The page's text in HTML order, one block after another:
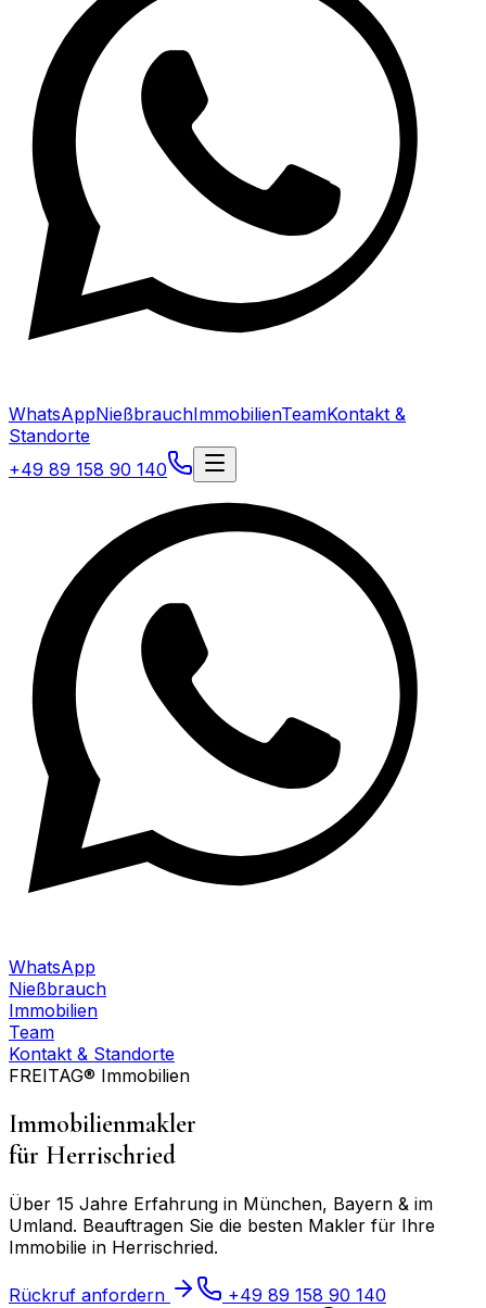
WhatsAppNießbrauchImmobilienTeamKontakt &
Standorte
+49 89 158 90 140
WhatsApp
Nießbrauch
Immobilien
Team
Kontakt & Standorte
FREITAG® Immobilien
Immobilienmakler
für Herrischried
Über 15 Jahre Erfahrung in München, Bayern & im
Umland. Beauftragen Sie die besten Makler für Ihre
Immobilie in Herrischried.
Rückruf anfordern
+49 89 158 90 140